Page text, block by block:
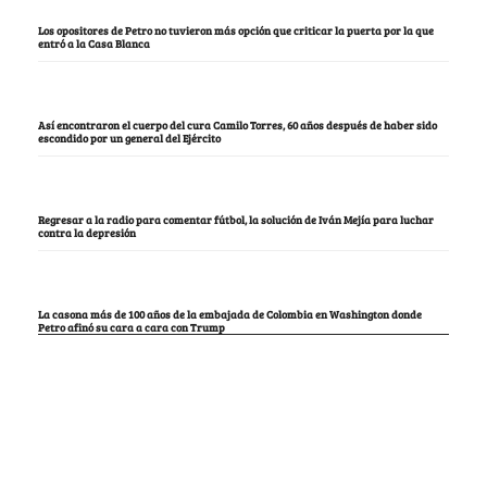
Los opositores de Petro no tuvieron más opción que criticar la puerta por la que
entró a la Casa Blanca
Así encontraron el cuerpo del cura Camilo Torres, 60 años después de haber sido
escondido por un general del Ejército
Regresar a la radio para comentar fútbol, la solución de Iván Mejía para luchar
contra la depresión
La casona más de 100 años de la embajada de Colombia en Washington donde
Petro afinó su cara a cara con Trump